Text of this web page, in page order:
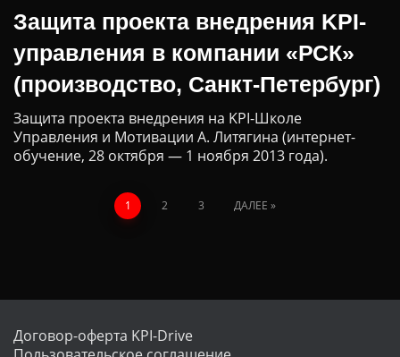
Защита проекта внедрения KPI-
управления в компании «РСК»
(производство, Санкт-Петербург)
Защита проекта внедрения на KPI-Школе
Управления и Мотивации А. Литягина (интернет-
обучение, 28 октября — 1 ноября 2013 года).
1 2 3 ДАЛЕЕ
Договор-оферта KPI-Drive